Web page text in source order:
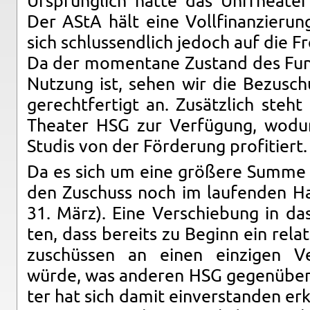
Der AStA hält eine
sich schluss­end­lich je­doch auf die
Da der mo­men­ta­ne Zu­stand des
Nut­zung ist, sehen wir die
ge­recht­fer­tigt an. Zu­sätz­lich steht
Thea­ter HSG zur Ver­fü­gung,
Stu­dis von der För­de­rung pro­fi­tiert.
Da es sich um eine grö­ße­re
den Zu­schuss noch im lau­fen­den
31. März). Eine Ver­schie­bung in
ten, dass be­reits zu Be­ginn ein
zu­schüs­sen an einen ein­zi­gen
würde, was an­de­ren HSG
ter hat sich damit ein­ver­stan­den